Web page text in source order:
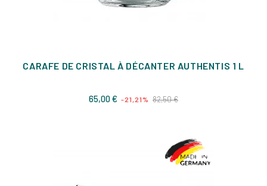
CARAFE DE CRISTAL À DÉCANTER AUTHENTIS 1 L
65,00 € Prix
-21,21% 82,50 €Prix